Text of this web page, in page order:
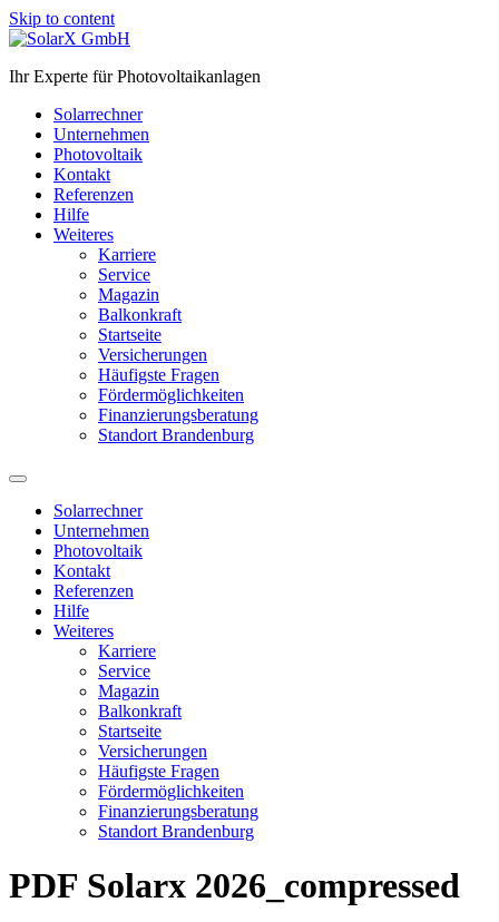
Skip to content
Ihr Experte für Photovoltaikanlagen
Solarrechner
Unternehmen
Photovoltaik
Kontakt
Referenzen
Hilfe
Weiteres
Karriere
Service
Magazin
Balkonkraft
Startseite
Versicherungen
Häufigste Fragen
Fördermöglichkeiten
Finanzierungsberatung
Standort Brandenburg
Solarrechner
Unternehmen
Photovoltaik
Kontakt
Referenzen
Hilfe
Weiteres
Karriere
Service
Magazin
Balkonkraft
Startseite
Versicherungen
Häufigste Fragen
Fördermöglichkeiten
Finanzierungsberatung
Standort Brandenburg
PDF Solarx 2026_compressed